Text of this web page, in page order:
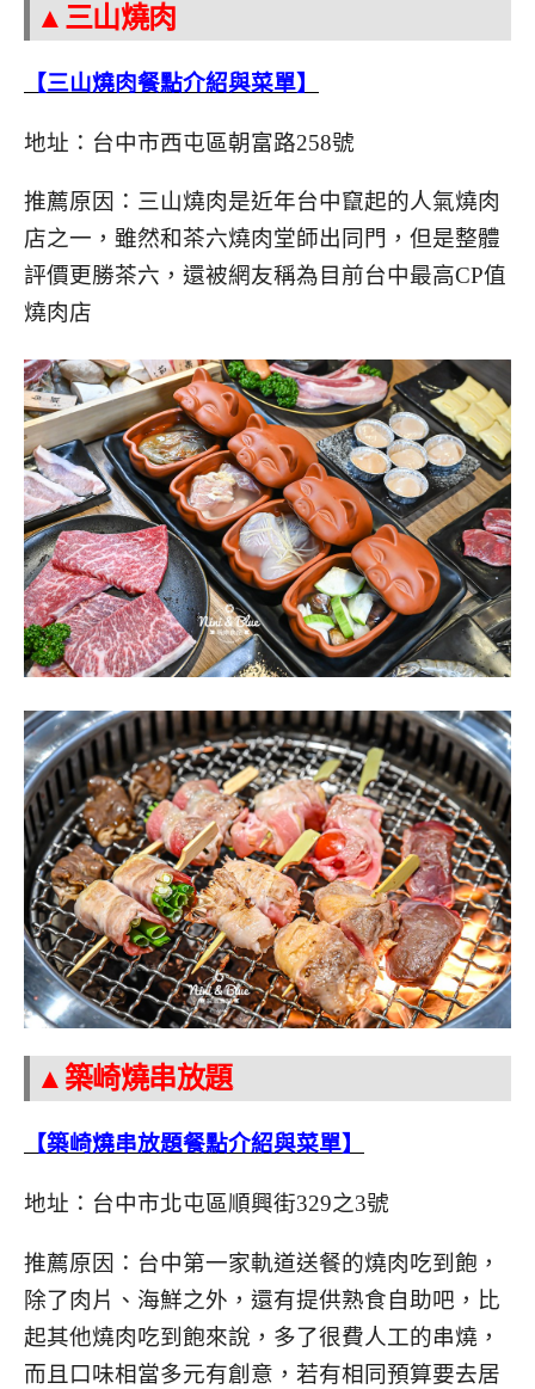
▲三山燒肉
【三山燒肉餐點介紹與菜單】
地址：台中市西屯區朝富路258號
推薦原因：三山燒肉是近年台中竄起的人氣燒肉
店之一，雖然和茶六燒肉堂師出同門，但是整體
評價更勝茶六，還被網友稱為目前台中最高CP值
燒肉店
▲築崎燒串放題
【築崎燒串放題餐點介紹與菜單】
地址：台中市北屯區順興街329之3號
推薦原因：台中第一家軌道送餐的燒肉吃到飽，
除了肉片、海鮮之外，還有提供熟食自助吧，比
起其他燒肉吃到飽來說，多了很費人工的串燒，
而且口味相當多元有創意，若有相同預算要去居